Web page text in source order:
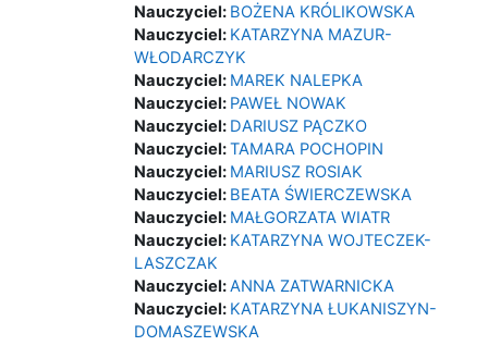
Nauczyciel: BOŻENA KRÓLIKOWSKA
Nauczyciel: KATARZYNA MAZUR-
WŁODARCZYK
Nauczyciel: MAREK NALEPKA
Nauczyciel: PAWEŁ NOWAK
Nauczyciel: DARIUSZ PĄCZKO
Nauczyciel:TAMARA POCHOPIN
Nauczyciel: MARIUSZ ROSIAK
Nauczyciel: BEATA ŚWIERCZEWSKA
Nauczyciel: MAŁGORZATA WIATR
Nauczyciel: KATARZYNA WOJTECZEK-
LASZCZAK
Nauczyciel:ANNA ZATWARNICKA
Nauczyciel: KATARZYNA ŁUKANISZYN-
DOMASZEWSKA